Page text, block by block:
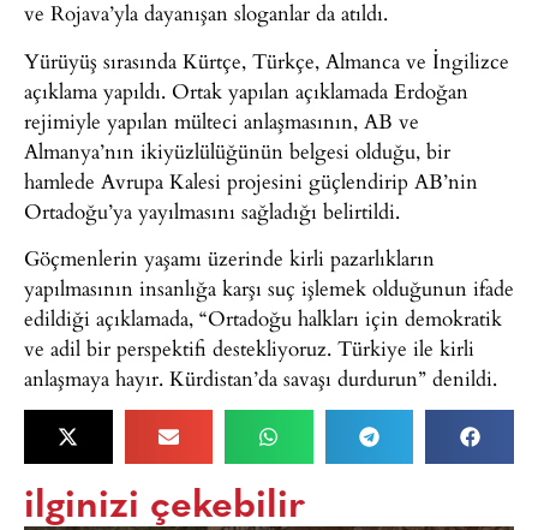
ve Rojava’yla dayanışan sloganlar da atıldı.
Yürüyüş sırasında Kürtçe, Türkçe, Almanca ve İngilizce
açıklama yapıldı. Ortak yapılan açıklamada Erdoğan
rejimiyle yapılan mülteci anlaşmasının, AB ve
Almanya’nın ikiyüzlülüğünün belgesi olduğu, bir
hamlede Avrupa Kalesi projesini güçlendirip AB’nin
Ortadoğu’ya yayılmasını sağladığı belirtildi.
Göçmenlerin yaşamı üzerinde kirli pazarlıkların
yapılmasının insanlığa karşı suç işlemek olduğunun ifade
edildiği açıklamada, “Ortadoğu halkları için demokratik
ve adil bir perspektifi destekliyoruz. Türkiye ile kirli
anlaşmaya hayır. Kürdistan’da savaşı durdurun” denildi.
ilginizi çekebilir